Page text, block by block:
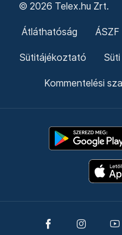
© 2026 Telex.hu Zrt.
Átláthatóság ÁSZF
Sütitájékoztató
Kommentelési